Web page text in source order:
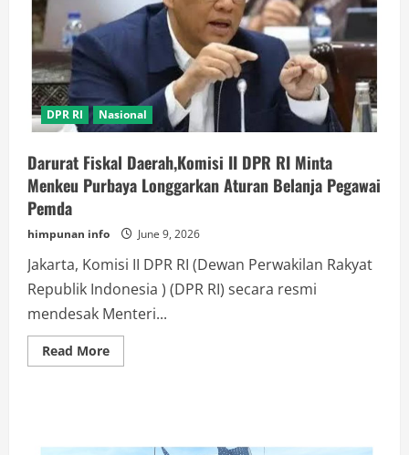
DPR RI Nasional
Darurat Fiskal Daerah,Komisi II DPR RI Minta
Menkeu Purbaya Longgarkan Aturan Belanja Pegawai
Pemda
himpunan info June 9, 2026
Jakarta, Komisi II DPR RI (Dewan Perwakilan Rakyat
Republik Indonesia ) (DPR RI) secara resmi
mendesak Menteri...
Read MoreRead
more